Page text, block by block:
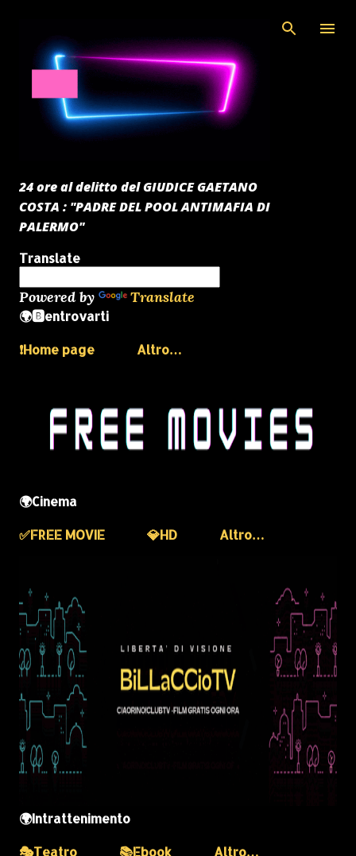
24 ore al delitto del GIUDICE GAETANO
COSTA : "PADRE DEL POOL ANTIMAFIA DI
PALERMO"
Translate
Powered by Translate
🌍🅱️entrovarti
❗️Home page
Altro…
🌍Cinema
✅️FREE MOVIE
💎HD Altro…
🌍Intrattenimento
🎭Teatro
📚Ebook Altro…